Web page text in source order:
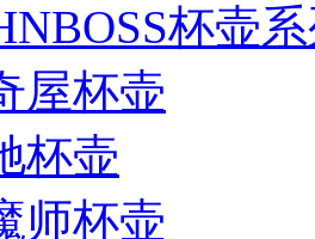
杯壶
屋杯壶
杯壶
师杯壶